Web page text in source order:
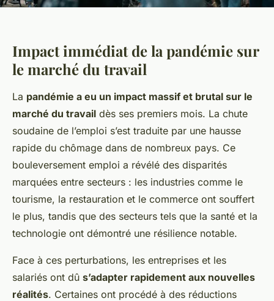
Impact immédiat de la pandémie sur
le marché du travail
La pandémie a eu un impact massif et brutal sur le
marché du travail dès ses premiers mois. La chute
soudaine de l’emploi s’est traduite par une hausse
rapide du chômage dans de nombreux pays. Ce
bouleversement emploi a révélé des disparités
marquées entre secteurs : les industries comme le
tourisme, la restauration et le commerce ont souffert
le plus, tandis que des secteurs tels que la santé et la
technologie ont démontré une résilience notable.
Face à ces perturbations, les entreprises et les
salariés ont dû s’adapter rapidement aux nouvelles
réalités. Certaines ont procédé à des réductions